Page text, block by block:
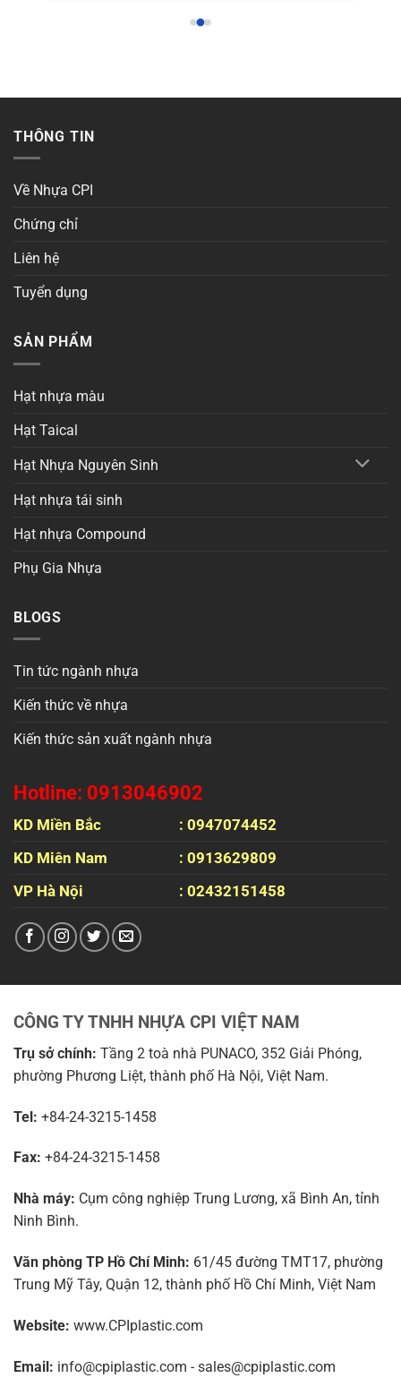
THÔNG TIN
Về Nhựa CPI
Chứng chỉ
Liên hệ
Tuyển dụng
SẢN PHẨM
Hạt nhựa màu
Hạt Taical
Hạt Nhựa Nguyên Sinh
Hạt nhựa tái sinh
Hạt nhựa Compound
Phụ Gia Nhựa
BLOGS
Tin tức ngành nhựa
Kiến thức về nhựa
Kiến thức sản xuất ngành nhựa
Hotline: 0913046902
KD Miền Bắc
: 0947074452
KD Miên Nam
: 0913629809
VP Hà Nội
: 02432151458
CÔNG TY TNHH NHỰA CPI VIỆT NAM
Trụ sở chính: Tầng 2 toà nhà PUNACO, 352 Giải Phóng,
phường Phương Liệt, thành phố Hà Nội, Việt Nam.
Tel: +84-24-3215-1458
Fax: +84-24-3215-1458
Nhà máy: Cụm công nghiệp Trung Lương, xã Bình An, tỉnh
Ninh Bình.
Văn phòng TP Hồ Chí Minh: 61/45 đường TMT17, phường
Trung Mỹ Tây, Quận 12, thành phố Hồ Chí Minh, Việt Nam
Website: www.CPIplastic.com
Email: info@cpiplastic.com - sales@cpiplastic.com